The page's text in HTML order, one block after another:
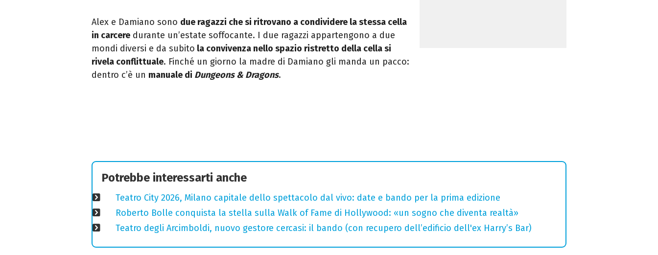
Alex e Damiano sono due ragazzi che si ritrovano a condividere la stessa cella
in carcere durante un’estate soffocante. I due ragazzi appartengono a due
mondi diversi e da subito la convivenza nello spazio ristretto della cella si
rivela conflittuale. Finché un giorno la madre di Damiano gli manda un pacco:
dentro c’è un manuale di Dungeons & Dragons.
Potrebbe interessarti anche
Teatro City 2026, Milano capitale dello spettacolo dal vivo: date e bando per la prima edizione
Roberto Bolle conquista la stella sulla Walk of Fame di Hollywood: «un sogno che diventa realtà»
Teatro degli Arcimboldi, nuovo gestore cercasi: il bando (con recupero dell’edificio dell'ex Harry’s Bar)